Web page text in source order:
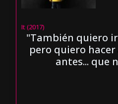
It (2017)
"También quiero
pero quiero
antes... que